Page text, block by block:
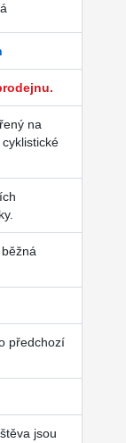
na
předchozí
jsou